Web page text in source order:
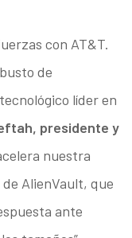
con AT&T.
de
líder en
presidente y
nuestra
AlienVault, que
ante